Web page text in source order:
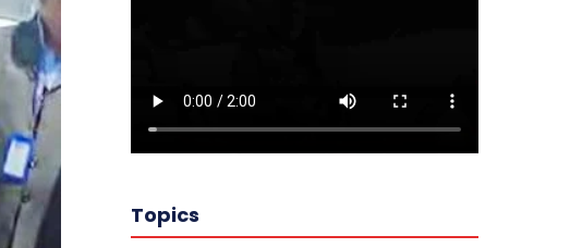
Topics